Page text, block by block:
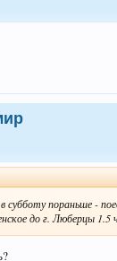
субботу пораньше -
до г. Люберцы 1.5